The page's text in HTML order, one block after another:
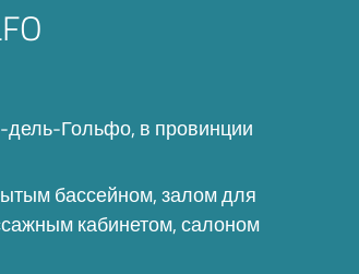
дель-Гольфо, в провинции
бассейном, залом для
кабинетом, салоном